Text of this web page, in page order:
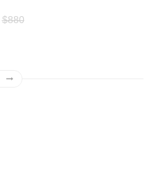
$880